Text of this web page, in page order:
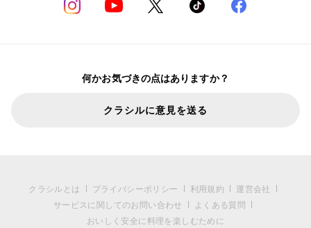
何かお気づきの点はありますか？
クラシルに意見を送る
クラシルとは プライバシーポリシー 利用規約
運営会社
サービスに関してのお問い合わせ
よくある質問
おいしく安全に料理を楽しむために